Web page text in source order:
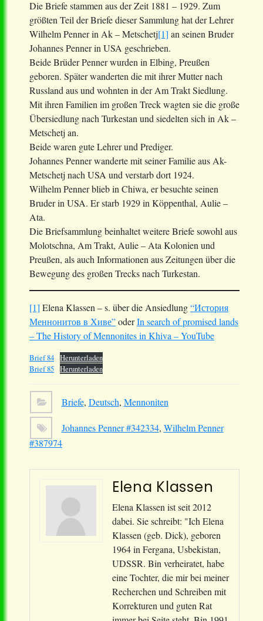
Die Briefe stammen aus der Zeit 1881 – 1929. Zum
größten Teil der Briefe dieser Sammlung hat der Lehrer
Wilhelm Penner in Ak – Metschetj[1] an seinen Bruder
Johannes Penner in USA geschrieben.
Beide Brüder Penner wurden in Elbing, Preußen
geboren. Später wanderten die mit ihrer Mutter nach
Russland aus und wohnten in der Am Trakt Siedlung.
Mit ihren Familien im großen Treck wagten sie die große
Übersiedlung nach Turkestan und siedelten sich in Ak –
Metschetj an.
Beide waren gute Lehrer und Prediger.
Johannes Penner wanderte mit seiner Familie aus Ak-
Metschetj nach USA und verstarb dort 1924.
Wilhelm Penner blieb in Chiwa, er besuchte seinen
Bruder in USA. Er starb 1929 in Köppenthal, Aulie –
Ata.
Die Briefsammlung beinhaltet weitere Briefe sowohl aus
Molotschna, Am Trakt, Aulie – Ata Kolonien und
Preußen, als auch Informationen aus Zeitungen über die
Bewegung des großen Trecks nach Turkestan.
[1] Elena Klassen – s. über die Ansiedlung“История
Меннонитов в Хиве”oderIn search of promised lands
– The History of Mennonites in Khiva – YouTube
Brief 84 Herunterladen
Brief 85 Herunterladen
Briefe, Deutsch, Mennoniten
Johannes Penner #342334, Wilhelm Penner
#387974
Elena Klassen
Elena Klassen ist seit 2012
dabei. Sie schreibt: "Ich Elena
Klassen (geb. Dick), geboren
1964 in Fergana, Usbekistan,
UDSSR. Bin verheiratet, habe
eine Tochter, die mir bei meiner
Recherchen und Schreiben mit
Korrekturen und guten Rat